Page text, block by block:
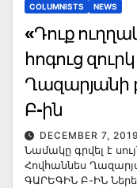
COLUMNISTS NEWS
«Դուք
հոգուց
Ղազարյանի
Բ-ին
DECEMBER 7, 2019
Նամակը գրվել է
Հովհաննես
ԳԱՐԵԳԻՆ Բ-ԻՆ